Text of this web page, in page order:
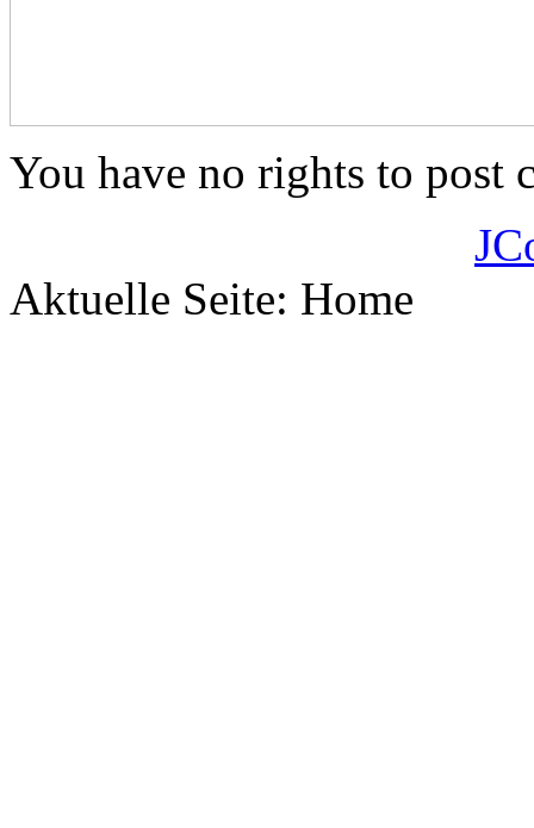
You have no rights to post
Aktuelle Seite: Home